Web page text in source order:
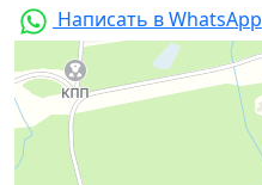
Написать в WhatsApp